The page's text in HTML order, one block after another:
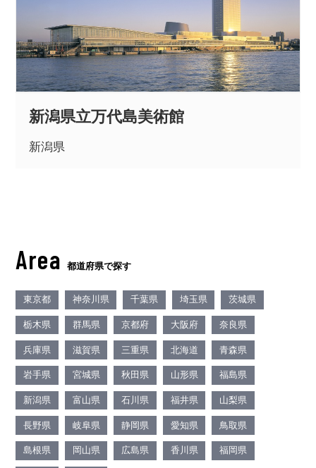
新潟県立万代島美術館
新潟県
Area 都道府県で探す
東京都 神奈川県 千葉県 埼玉県 茨城県
栃木県 群馬県 京都府 大阪府 奈良県
兵庫県 滋賀県 三重県 北海道 青森県
岩手県 宮城県 秋田県 山形県 福島県
新潟県 富山県 石川県 福井県 山梨県
長野県 岐阜県 静岡県 愛知県 鳥取県
島根県 岡山県 広島県 香川県 福岡県